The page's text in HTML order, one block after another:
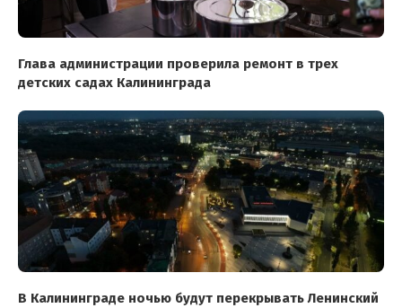
Глава администрации проверила ремонт в трех
детских садах Калининграда
В Калининграде ночью будут перекрывать Ленинский